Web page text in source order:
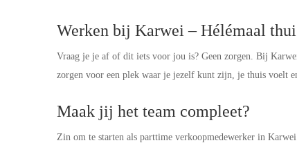
Werken bij Karwei – Hélémaal
Vraag je je af of dit iets voor jou is? Geen zorgen. Bij
zorgen voor een plek waar je jezelf kunt zijn, je thuis voelt
Maak jij het team compleet?
Zin om te starten als parttime verkoopmedewerker in